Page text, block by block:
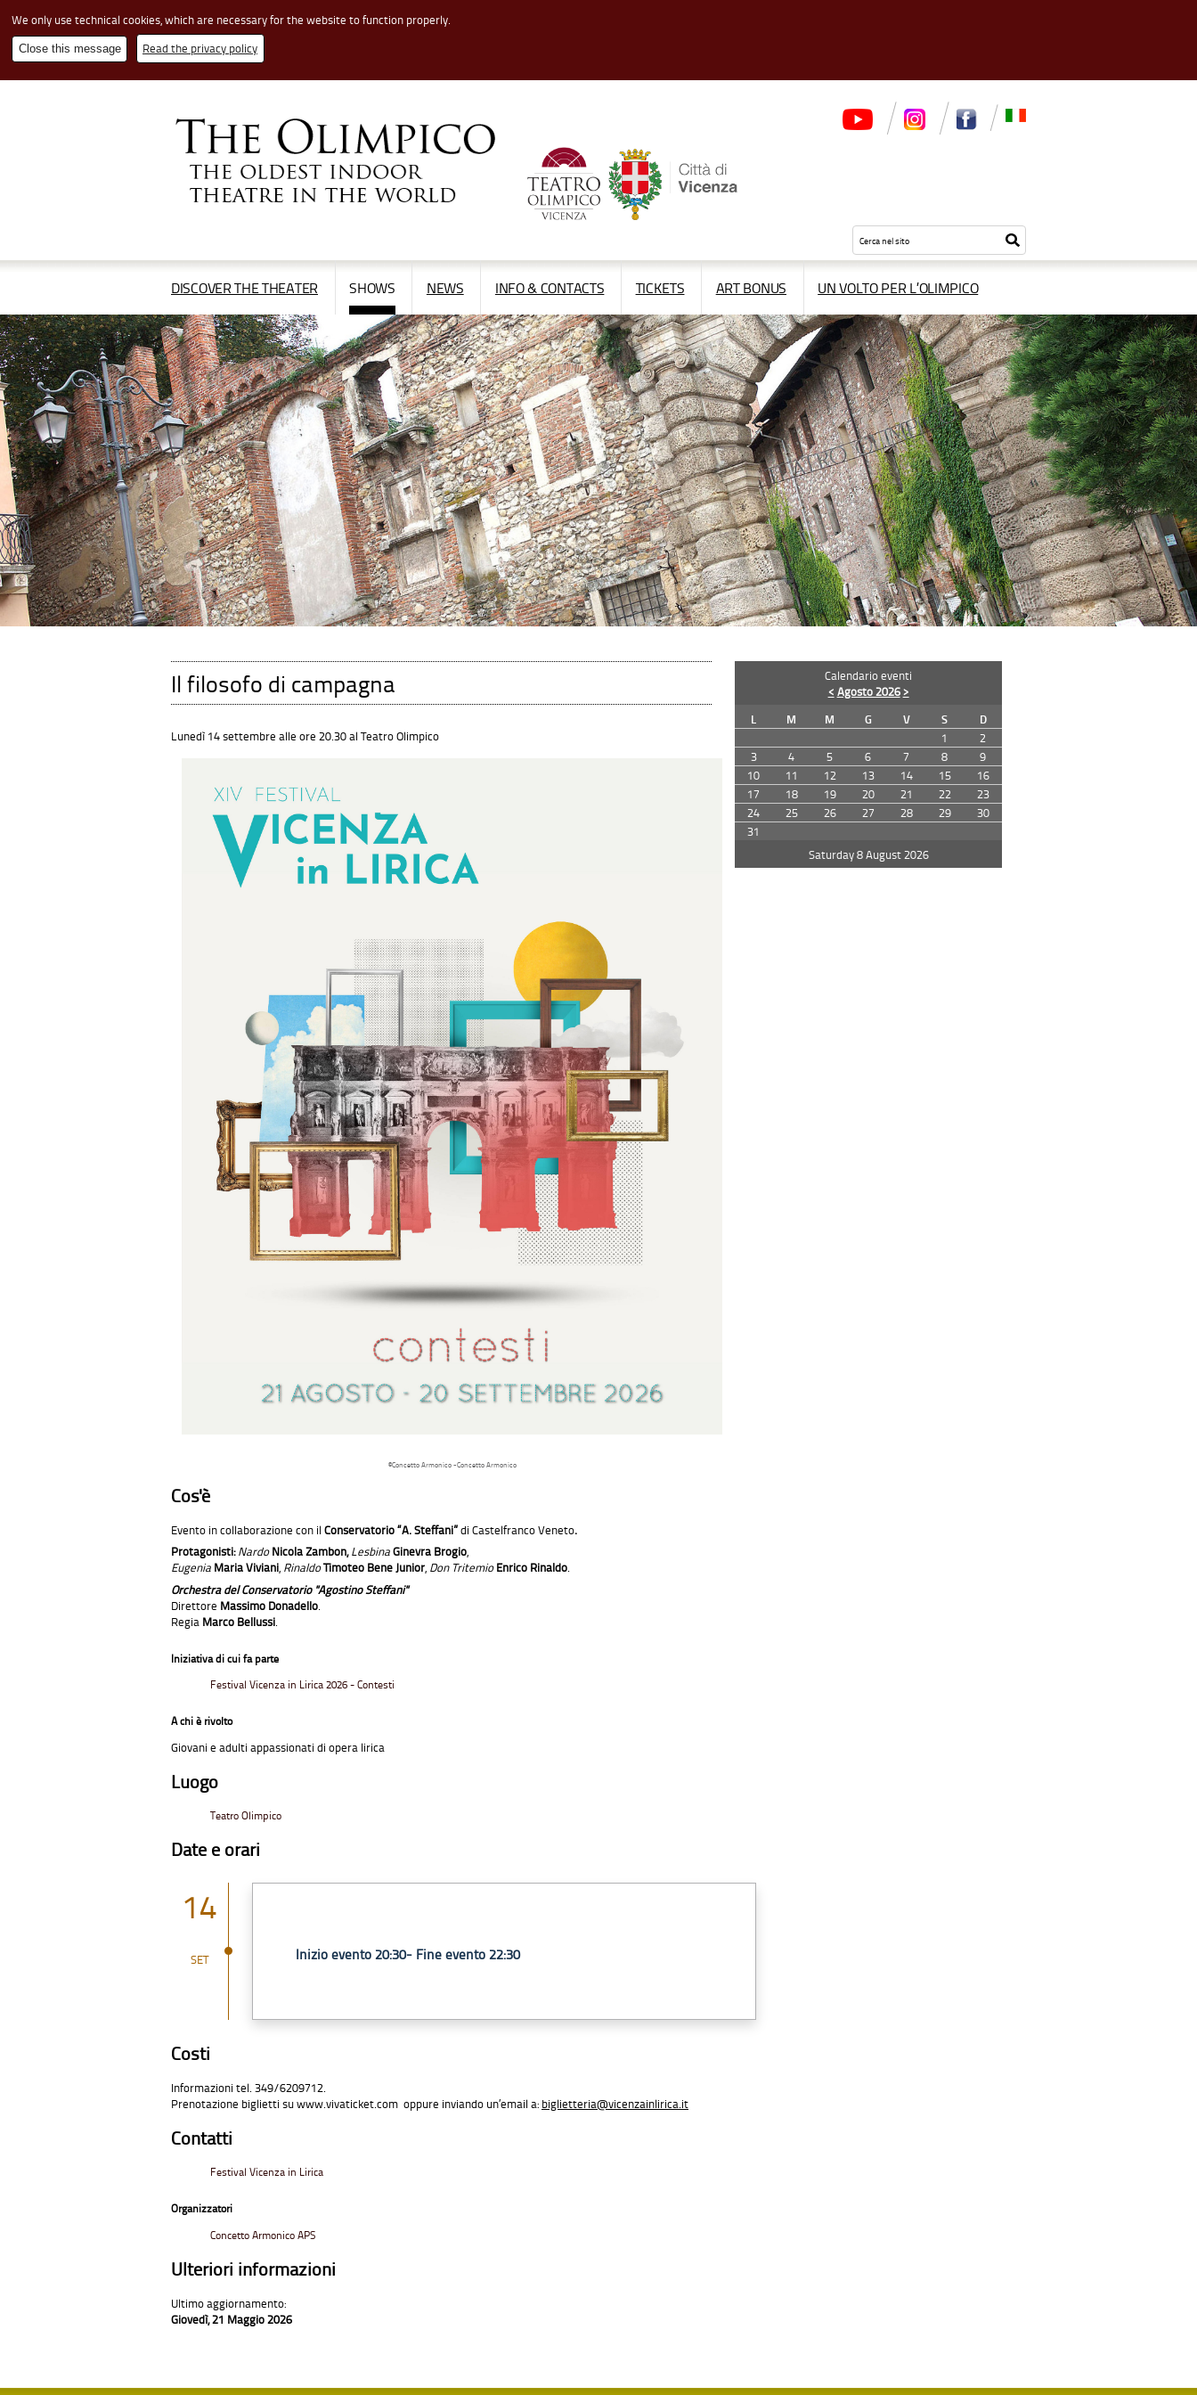
We only use technical cookies, which are necessary for the website to function properly.
Close this message Read the privacy policy
sito
Testo
cercare
Inizia
la
DISCOVER THE THEATER APRI/CHIUDI
IL
MENÙ
SHOWSAPRI/CHIUDI
IL
MENÙ
NEWS INFO & CONTACTSAPRI/CHIUDI
IL
MENÙ
TICKETS ART BONUS UN VOLTO PER L’OLIMPICO
Il filosofo di campagna
Lunedì 14 settembre alle ore 20.30 al Teatro Olimpico
©Concetto Armonico -Concetto Armonico
Cos'è
Evento in collaborazione con il Conservatorio “A. Steffani”di Castelfranco Veneto.
Protagonisti:NardoNicola Zambon, LesbinaGinevra Brogio,
Eugenia Maria Viviani, RinaldoTimoteo Bene Junior, Don Tritemio Enrico Rinaldo.
Orchestra del Conservatorio "Agostino Steffani"
Direttore Massimo Donadello.
Regia Marco Bellussi.
Iniziativa di cui fa parte
Festival Vicenza in Lirica 2026 - Contesti
A chi è rivolto
Giovani e adulti appassionati di opera lirica
Luogo
Teatro Olimpico
Date e orari
14
SET Inizio evento 20:30- Fine evento 22:30
Costi
Informazioni tel. 349/6209712.
Prenotazione biglietti suwww.vivaticket.com oppure inviando un’email a: biglietteria@vicenzainlirica.it
Contatti
Festival Vicenza in Lirica
Organizzatori
Concetto Armonico APS
Ulteriori informazioni
Ultimo aggiornamento:
Giovedì, 21 Maggio 2026
Calendario eventi
< Agosto 2026>
L M M G V S D
1
2
3
4 5 6 7 8
9
10
11 12 13 14 15
16
17
18 19 20 21 22
23
24
25 26 27 28 29
30
31
Saturday 8 August 2026